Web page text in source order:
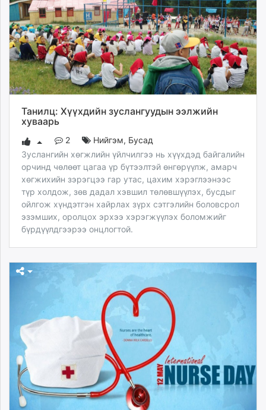
Танилц: Хүүхдийн зуслангуудын ээлжийн
хуваарь
2 Нийгэм, Бусад
Зуслангийн хөгжлийн үйлчилгээ нь хүүхдэд байгалийн
орчинд чөлөөт цагаа үр бүтээлтэй өнгөрүүлж, амарч
хөгжихийн зэрэгцээ гар утас, цахим хэрэглээнээс
түр холдож, зөв дадал хэвшил төлөвшүүлэх, бусдыг
ойлгож хүндэтгэн хайрлах зүрх сэтгэлийн боловсрол
эзэмших, оролцох эрхээ хэрэгжүүлэх боломжийг
бүрдүүлдгээрээ онцлогтой.